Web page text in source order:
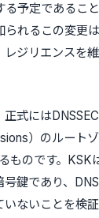
る予定であるこ
られるこの変更
レジリエンスを
正式には
）のルート
ものです。KSK
鍵であり、
いないことを検